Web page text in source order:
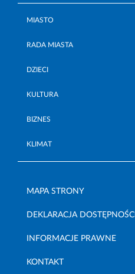
MIASTO
RADA MIASTA
DZIECI
KULTURA
BIZNES
KLIMAT
MAPA STRONY
DEKLARACJA DOSTĘPNOŚCI
INFORMACJE PRAWNE
KONTAKT